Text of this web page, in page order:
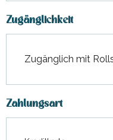
Zugänglichkeit
Zugänglich mit
Zahlungsart